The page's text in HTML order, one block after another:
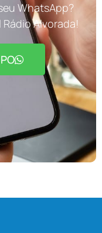
WhatsApp?
Alvorada!